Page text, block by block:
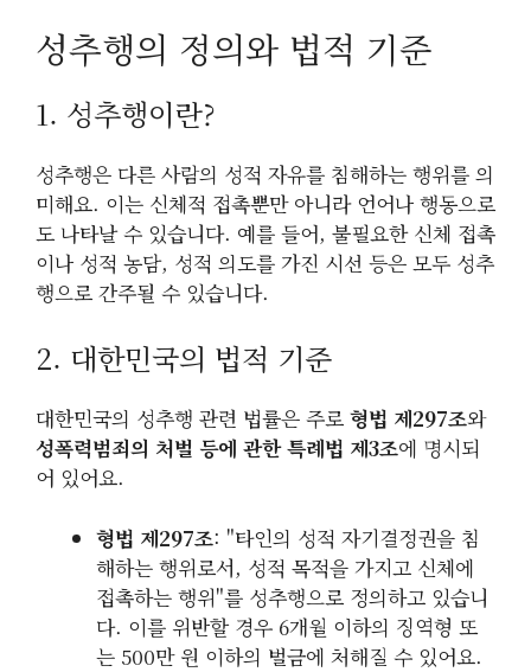
성추행의 정의와 법적 기준
1. 성추행이란?
성추행은 다른 사람의 성적 자유를 침해하는 행위를 의
미해요. 이는 신체적 접촉뿐만 아니라 언어나 행동으로
도 나타날 수 있습니다. 예를 들어, 불필요한 신체 접촉
이나 성적 농담, 성적 의도를 가진 시선 등은 모두 성추
행으로 간주될 수 있습니다.
2. 대한민국의 법적 기준
대한민국의 성추행 관련 법률은 주로 형법 제297조와
성폭력범죄의 처벌 등에 관한 특례법 제3조에 명시되
어 있어요.
형법 제297조: "타인의 성적 자기결정권을 침
해하는 행위로서, 성적 목적을 가지고 신체에
접촉하는 행위"를 성추행으로 정의하고 있습니
다. 이를 위반할 경우 6개월 이하의 징역형 또
는 500만 원 이하의 벌금에 처해질 수 있어요.